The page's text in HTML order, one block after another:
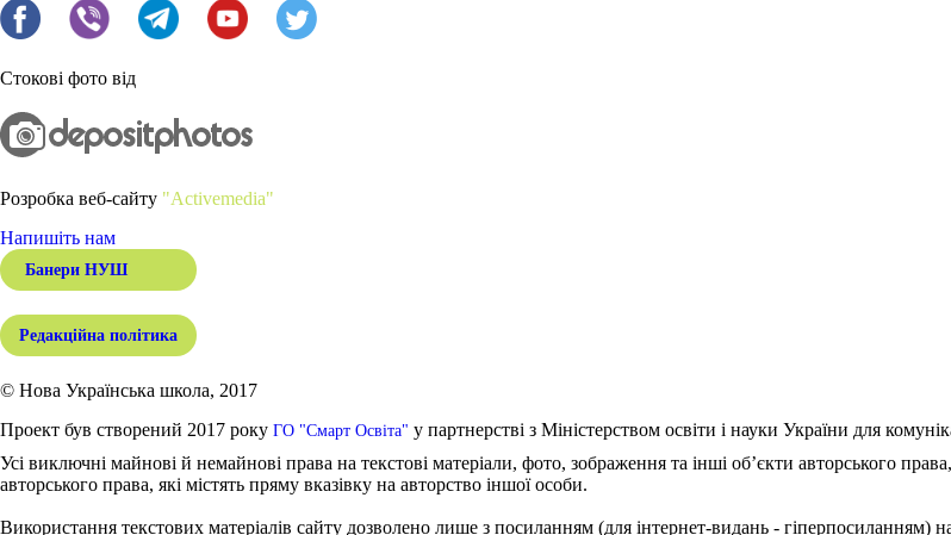
Стокові фото від
Розробка веб-сайту "Activemedia"
Напишіть нам
Банери НУШ
Редакційна політика
© Нова Українська школа, 2017
Проект був створений 2017 року ГО "Смарт Освіта" у партнерстві з Міністерством освіти і науки України для
Усі виключні майнові й немайнові права на текстові матеріали, фото, зображення та інші об’єкти авторського
авторського права, які містять пряму вказівку на авторство іншої особи.
Використання текстових матеріалів сайту дозволено лише з посиланням (для інтернет-видань -